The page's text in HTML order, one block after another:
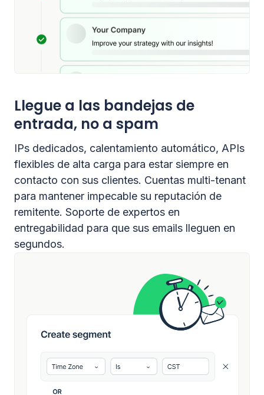
Llegue a las bandejas de
entrada, no a spam
IPs dedicados, calentamiento automático, APIs
flexibles de alta carga para estar siempre en
contacto con sus clientes. Cuentas multi-tenant
para mantener impecable su reputación de
remitente. Soporte de expertos en
entregabilidad para que sus emails lleguen en
segundos.